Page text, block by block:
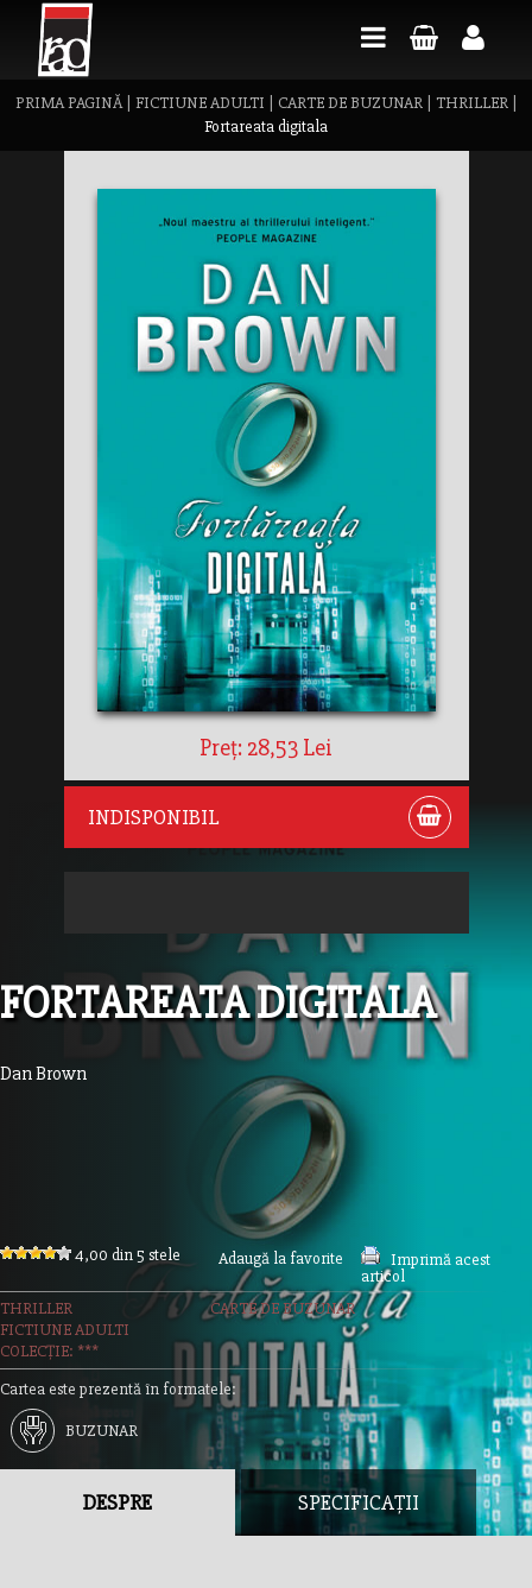
PRIMA PAGINĂ| FICTIUNE ADULTI CARTE DE BUZUNAR| THRILLER|
Fortareata digitala
Preț: 28,53 Lei
INDISPONIBIL
FORTAREATA DIGITALA
Dan Brown
4,00 din 5 stele Adaugă la favorite
Imprimă acest
articol
THRILLER
CARTE DE BUZUNAR
FICTIUNE ADULTI
COLECȚIE: ***
Cartea este prezentă în formatele:
BUZUNAR
DESPRE SPECIFICAȚII